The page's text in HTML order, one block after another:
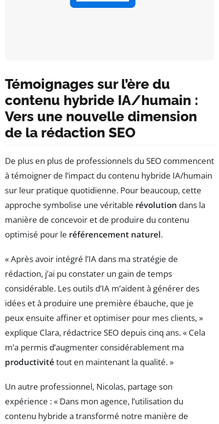
Témoignages sur l’ère du
contenu hybride IA/humain :
Vers une nouvelle dimension
de la rédaction SEO
De plus en plus de professionnels du SEO commencent
à témoigner de l’impact du contenu hybride IA/humain
sur leur pratique quotidienne. Pour beaucoup, cette
approche symbolise une véritable révolution dans la
manière de concevoir et de produire du contenu
optimisé pour le référencement naturel.
« Après avoir intégré l’IA dans ma stratégie de
rédaction, j’ai pu constater un gain de temps
considérable. Les outils d’IA m’aident à générer des
idées et à produire une première ébauche, que je
peux ensuite affiner et optimiser pour mes clients, »
explique Clara, rédactrice SEO depuis cinq ans. « Cela
m’a permis d’augmenter considérablement ma
productivité tout en maintenant la qualité. »
Un autre professionnel, Nicolas, partage son
expérience : « Dans mon agence, l’utilisation du
contenu hybride a transformé notre manière de